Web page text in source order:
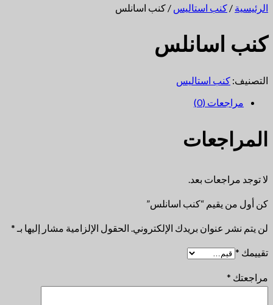
الرئيسية / كنب استاليس / كنب اسانلس
كنب اسانلس
التصنيف: كنب استاليس
مراجعات (0)
المراجعات
لا توجد مراجعات بعد.
كن أول من يقيم “كنب اسانلس”
لن يتم نشر عنوان بريدك الإلكتروني. الحقول الإلزامية مشار إليها بـ *
تقييمك *
مراجعتك *